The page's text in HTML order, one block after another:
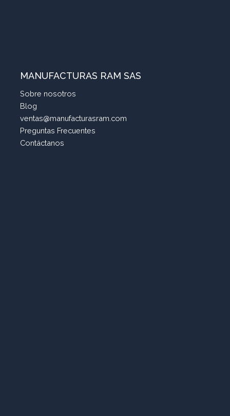
MANUFACTURAS RAM SAS
Sobre nosotros
Blog
ventas@manufacturasram.com
Preguntas Frecuentes
Contáctanos